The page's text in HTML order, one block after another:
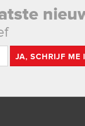
JA, SCHRIJF ME